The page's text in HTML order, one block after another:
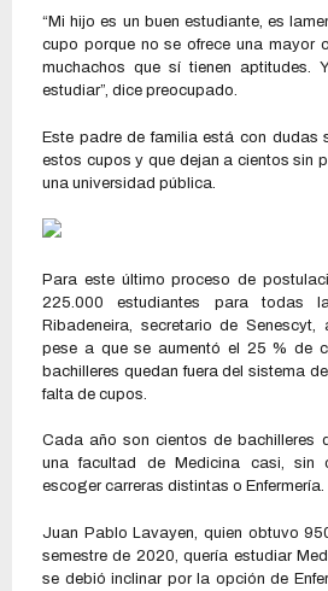
“Mi hijo es un buen estudiante, es
cupo porque no se ofrece una mayor
muchachos que sí tienen aptitudes.
estudiar”, dice preocupado.
Este padre de familia está con dudas
estos cupos y que dejan a cientos sin
una universidad pública.
Para este último proceso de
225.000 estudiantes para todas
Ribadeneira, secretario de
pese a que se aumentó el 25 % de
bachilleres quedan fuera del sistema
falta de cupos.
Cada año son cientos de bachilleres
una facultad de Medicina casi, sin
escoger carreras distintas o Enfermería.
Juan Pablo Lavayen, quien obtuvo
semestre de 2020, quería estudiar
se debió inclinar por la opción de